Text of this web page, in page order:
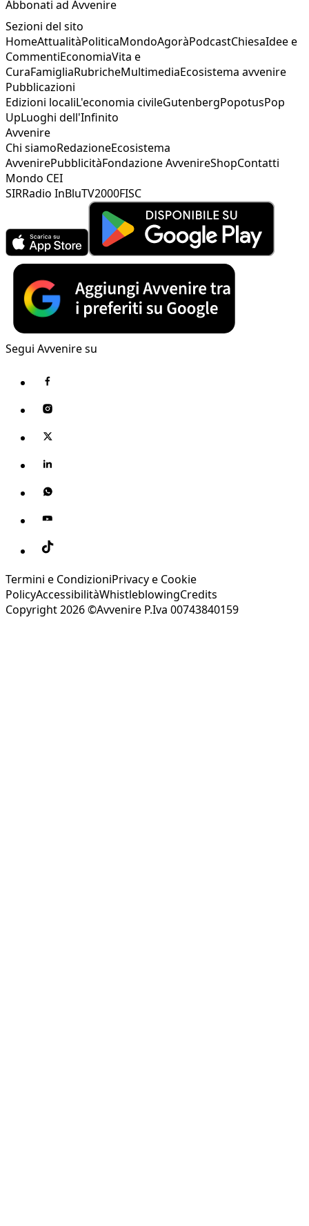
Abbonati ad Avvenire
Sezioni del sito
HomeAttualitàPoliticaMondoAgoràPodcastChiesaIdee e
CommentiEconomiaVita e
CuraFamigliaRubricheMultimediaEcosistema avvenire
Pubblicazioni
Edizioni localiL'economia civileGutenbergPopotusPop
UpLuoghi dell'Infinito
Avvenire
Chi siamoRedazioneEcosistema
AvvenirePubblicitàFondazione AvvenireShopContatti
Mondo CEI
SIRRadio InBluTV2000FISC
Segui Avvenire su
Termini e CondizioniPrivacy e Cookie
PolicyAccessibilitàWhistleblowingCredits
Copyright 2026 ©Avvenire P.Iva 00743840159